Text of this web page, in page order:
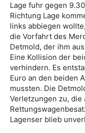
Lage fuhr gegen
Richtung Lage
links abbiegen
die Vorfahrt des
Detmold, der ihm
Eine Kollision der
verhindern. Es
Euro an den beiden
mussten. Die
Verletzungen zu, die
Lagenser blieb